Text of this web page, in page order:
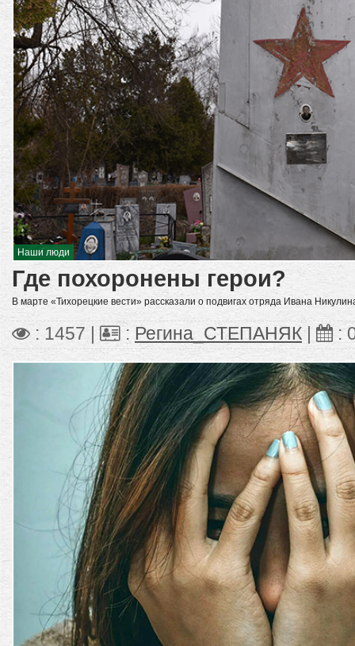
Наши люди
Где похоронены герои?
В марте «Тихорецкие вести» рассказали о подвигах отряда Ивана
: 1457 | : Регина_СТЕПАНЯК | :